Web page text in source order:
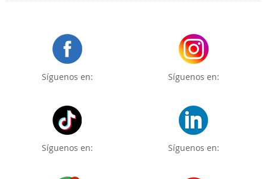
Síguenos en: Síguenos en:
Síguenos en: Síguenos en: